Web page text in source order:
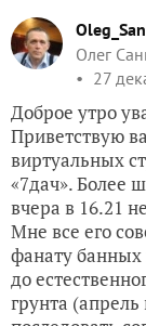
Олег
27
Доброе утро
Приветствую
виртуальных
«7дач». Более
вчера в 16.21
Мне все его
фанату банных
до
грунта (апрель